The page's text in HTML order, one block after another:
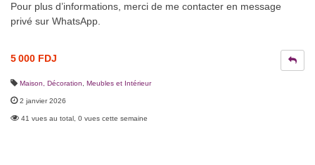
Pour plus d’informations, merci de me contacter en message
privé sur WhatsApp.
5 000 FDJ
Maison, Décoration Meubles et Intérieur
2 janvier 2026
41 vues au total, 0 vues cette semaine